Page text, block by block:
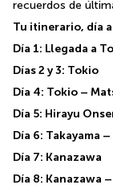
recuerdos de
Tu itinerario, día
Día 1: Llegada a
Días 2 y 3: Tokio
Día 4: Tokio –
Día 5: Hirayu
Día 6: Takayama
Día 7: Kanazawa
Día 8: Kanazawa